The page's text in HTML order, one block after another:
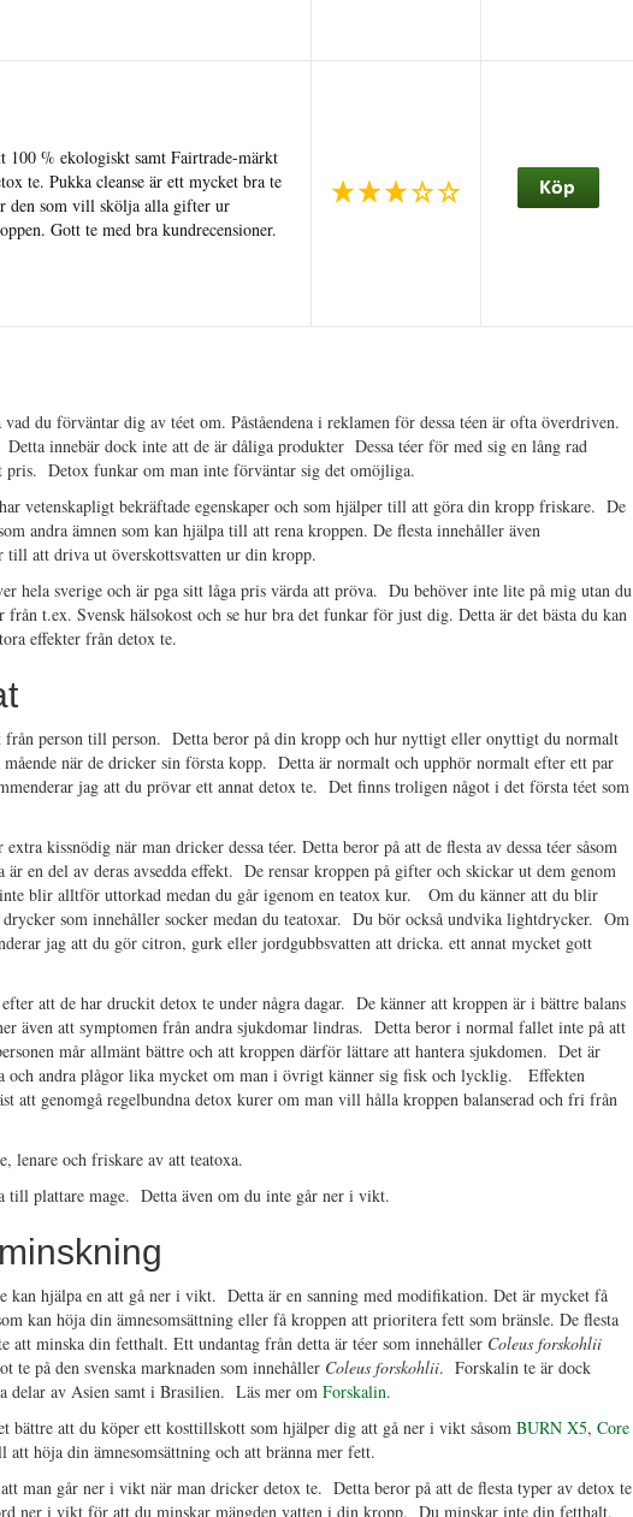
100 % ekologiskt samt Fairtrade-märkt
te. Pukka cleanse är ett mycket bra te
den som vill skölja alla gifter ur
Gott te med bra kundrecensioner.
du förväntar dig av téet om. Påståendena i reklamen för dessa téen är ofta överdriven.
innebär dock inte att de är dåliga produkter Dessa téer för med sig en lång rad
pris. Detox funkar om man inte förväntar sig det omöjliga.
vetenskapligt bekräftade egenskaper och som hjälper till att göra din kropp friskare. De
andra ämnen som kan hjälpa till att rena kroppen. De flesta innehåller även
till att driva ut överskottsvatten ur din kropp.
hela sverige och är pga sitt låga pris värda att pröva. Du behöver inte lite på mig utan du
t.ex. Svensk hälsokost och se hur bra det funkar för just dig. Detta är det bästa du kan
effekter från detox te.
från person till person. Detta beror på din kropp och hur nyttigt eller onyttigt du normalt
när de dricker sin första kopp. Detta är normalt och upphör normalt efter ett par
jag att du prövar ett annat detox te. Det finns troligen något i det första téet som
kissnödig när man dricker dessa téer. Detta beror på att de flesta av dessa téer såsom
en del av deras avsedda effekt. De rensar kroppen på gifter och skickar ut dem genom
blir alltför uttorkad medan du går igenom en teatox kur. Om du känner att du blir
som innehåller socker medan du teatoxar. Du bör också undvika lightdrycker. Om
jag att du gör citron, gurk eller jordgubbsvatten att dricka. ett annat mycket gott
att de har druckit detox te under några dagar. De känner att kroppen är i bättre balans
även att symptomen från andra sjukdomar lindras. Detta beror i normal fallet inte på att
mår allmänt bättre och att kroppen därför lättare att hantera sjukdomen. Det är
och andra plågor lika mycket om man i övrigt känner sig fisk och lycklig. Effekten
att genomgå regelbundna detox kurer om man vill hålla kroppen balanserad och fri från
lenare och friskare av att teatoxa.
till plattare mage. Detta även om du inte går ner i vikt.
kan hjälpa en att gå ner i vikt. Detta är en sanning med modifikation. Det är mycket få
kan höja din ämnesomsättning eller få kroppen att prioritera fett som bränsle. De flesta
att minska din fetthalt. Ett undantag från detta är téer som innehåller Coleus forskohlii
på den svenska marknaden som innehåller Coleus forskohlii. Forskalin te är dock
delar av Asien samt i Brasilien. Läs mer om Forskalin.
att du köper ett kosttillskott som hjälper dig att gå ner i vikt såsom BURN X5, Core
höja din ämnesomsättning och att bränna mer fett.
man går ner i vikt när man dricker detox te. Detta beror på att de flesta typer av detox te
ner i vikt för att du minskar mängden vatten i din kropp. Du minskar inte din fetthalt.